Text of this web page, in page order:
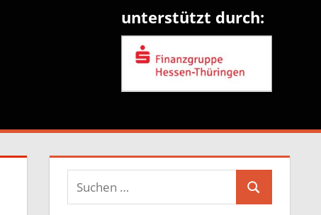
unterstützt durch:
Suchen
nach:
Suchen